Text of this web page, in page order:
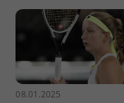
08.01.2025